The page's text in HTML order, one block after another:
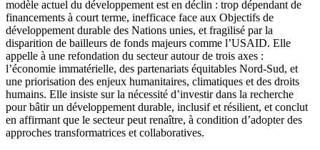
modèle actuel du développement est en déclin : trop dépendant de
financements à court terme, inefficace face aux Objectifs de
développement durable des Nations unies, et fragilisé par la
disparition de bailleurs de fonds majeurs comme l’USAID. Elle
appelle à une refondation du secteur autour de trois axes :
l’économie immatérielle, des partenariats équitables Nord-Sud, et
une priorisation des enjeux humanitaires, climatiques et des droits
humains. Elle insiste sur la nécessité d’investir dans la recherche
pour bâtir un développement durable, inclusif et résilient, et conclut
en affirmant que le secteur peut renaître, à condition d’adopter des
approches transformatrices et collaboratives.